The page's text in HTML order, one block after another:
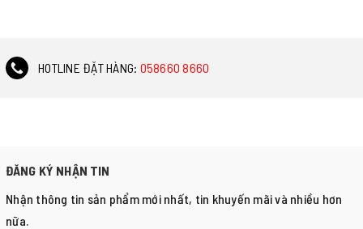
HOTLINE ĐẶT HÀNG: 058660 8660
ĐĂNG KÝ NHẬN TIN
Nhận thông tin sản phẩm mới nhất, tin khuyến mãi và nhiều hơn
nữa.